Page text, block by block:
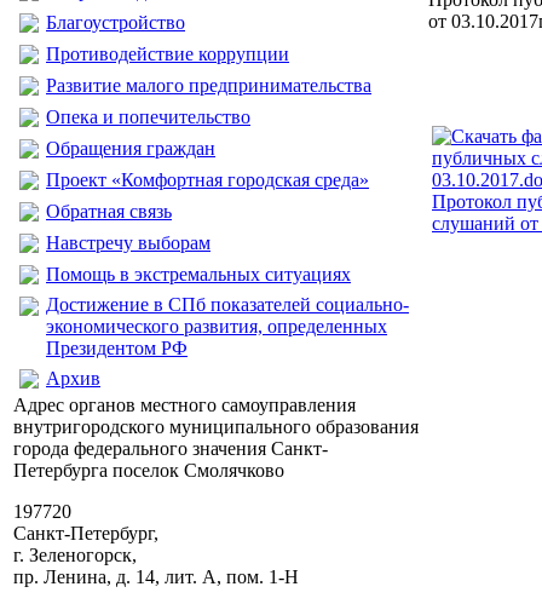
Благоустройство
Противодействие коррупции
Развитие малого предпринимательства
Опека и попечительство
Обращения граждан
Проект «Комфортная городская среда»
Обратная связь
Навстречу выборам
Помощь в экстремальных ситуациях
Достижение в СПб показателей социально-
экономического развития, определенных
Президентом РФ
Архив
Адрес органов местного самоуправления
внутригородского муниципального образования
города федерального значения Санкт-
Петербурга поселок Смолячково
197720
Санкт-Петербург,
г. Зеленогорск,
пр. Ленина, д. 14, лит. А, пом. 1-Н
от
Протокол
слушаний от